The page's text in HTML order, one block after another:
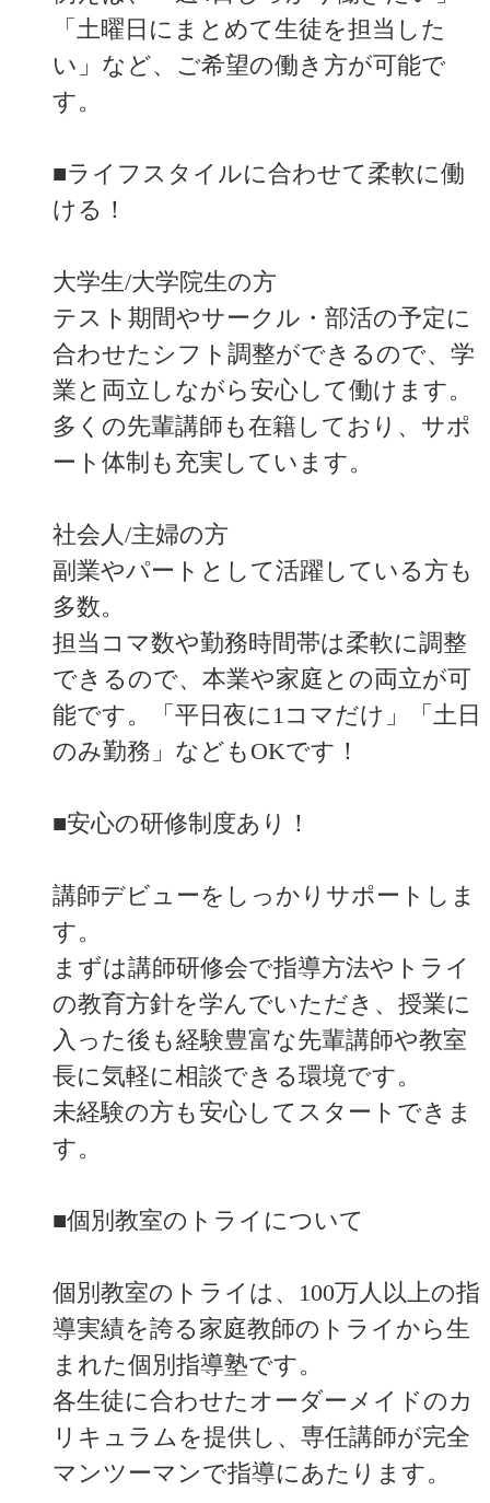
「土曜日にまとめて生徒を担当した
い」など、ご希望の働き方が可能で
す。
■ライフスタイルに合わせて柔軟に働
ける！
大学生/大学院生の方
テスト期間やサークル・部活の予定に
合わせたシフト調整ができるので、学
業と両立しながら安心して働けます。
多くの先輩講師も在籍しており、サポ
ート体制も充実しています。
社会人/主婦の方
副業やパートとして活躍している方も
多数。
担当コマ数や勤務時間帯は柔軟に調整
できるので、本業や家庭との両立が可
能です。「平日夜に1コマだけ」「土日
のみ勤務」などもOKです！
■安心の研修制度あり！
講師デビューをしっかりサポートしま
す。
まずは講師研修会で指導方法やトライ
の教育方針を学んでいただき、授業に
入った後も経験豊富な先輩講師や教室
長に気軽に相談できる環境です。
未経験の方も安心してスタートできま
す。
■個別教室のトライについて
個別教室のトライは、100万人以上の指
導実績を誇る家庭教師のトライから生
まれた個別指導塾です。
各生徒に合わせたオーダーメイドのカ
リキュラムを提供し、専任講師が完全
マンツーマンで指導にあたります。